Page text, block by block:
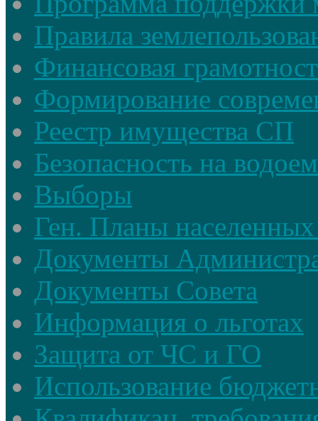
Правила
Финансовая
Формирование
Реестр имущества СП
Безопасность на
Выборы
Ген. Планы
Документы
Документы Совета
Информация о льготах
Защита от ЧС и ГО
Использование